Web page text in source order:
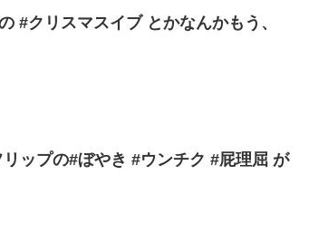
#クリスマスイブ とかなんかもう、
ップの#ぼやき #ウンチク #屁理屈 が